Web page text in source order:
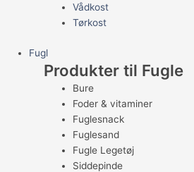
Vådkost
Tørkost
Fugl
Produkter til Fugle
Bure
Foder & vitaminer
Fuglesnack
Fuglesand
Fugle Legetøj
Siddepinde